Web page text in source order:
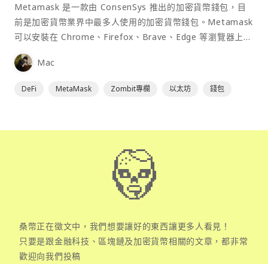
Metamask 是一款由 ConsenSys 推出的加密貨幣錢包，目
前是加密貨幣業界中最多人使用的加密貨幣錢包。Metamask
可以安裝在 Chrome、Firefox、Brave、Edge 等瀏覽器上作
為插件使用，具備許多功能且使用上非常方便。
Mac
DeFi MetaMask Zombit專欄 以太坊 錢包
桑幣正在徵文中，我們想要讓好的東西讓更多人看見！
只要是跟金融科技、區塊鏈及加密貨幣相關的文章，都非常
歡迎向我們投稿